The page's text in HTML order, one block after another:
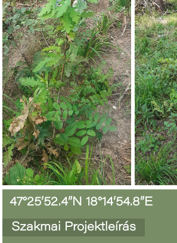
47°25’52.4”N 18°14’54.8”E
Szakmai Projektleírás